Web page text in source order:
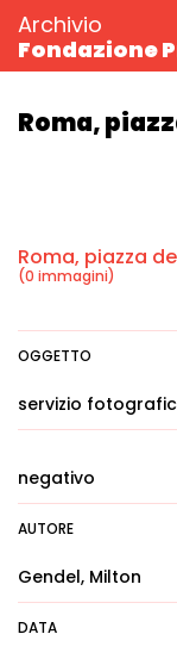
Archivio
Fondazione
Roma,
Roma, piazza
(0 immagini)
OGGETTO
servizio
negativo
AUTORE
Gendel, Milton
DATA